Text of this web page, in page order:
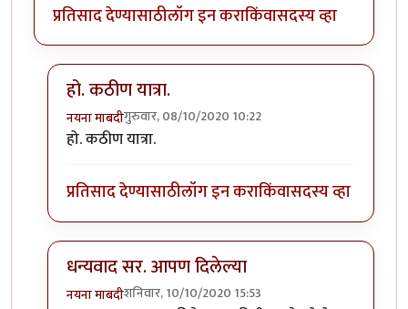
प्रतिसाद देण्यासाठीलॉग इन कराकिंवासदस्य व्हा
हो. कठीण यात्रा.
नयना माबदीगुरुवार, 08/10/2020 10:22
In reply toफरच खडतर .
हो. कठीण यात्रा.
प्रतिसाद देण्यासाठीलॉग इन कराकिंवासदस्य व्हा
धन्यवाद सर. आपण दिलेल्या
नयना माबदीशनिवार, 10/10/2020 15:53